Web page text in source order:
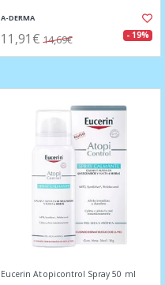
A-DERMA
11,91€ 14,69€ - 19%
Eucerin Atopicontrol Spray 50 ml